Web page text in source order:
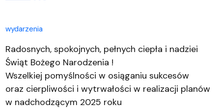
wydarzenia
Radosnych, spokojnych, pełnych ciepła i nadziei
Świąt Bożego Narodzenia !
Wszelkiej pomyślności w osiąganiu sukcesów
oraz cierpliwości i wytrwałości w realizacji planów
w nadchodzącym 2025 roku